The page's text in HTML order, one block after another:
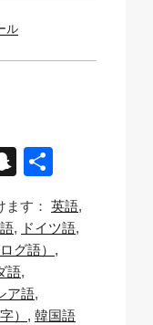
ル
S
a
p
c
h
有
ます： 英語
ドイツ語
グ語）
語
ア語
） 韓国語